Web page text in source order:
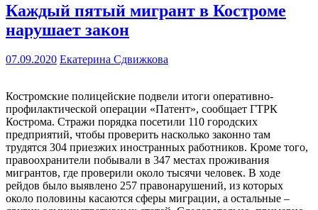
Каждый пятый мигрант в Костроме
нарушает закон
07.09.2020 Екатерина Сдвижкова
Костромские полицейские подвели итоги оперативно-
профилактической операции «Патент», сообщает ГТРК
Кострома. Стражи порядка посетили 110 городских
предприятий, чтобы проверить насколько законно там
трудятся 304 приезжих иностранных работников. Кроме того,
правоохранители побывали в 347 местах проживания
мигрантов, где проверили около тысячи человек. В ходе
рейдов было выявлено 257 правонарушений, из которых
около половины касаются сферы миграции, а остальные –